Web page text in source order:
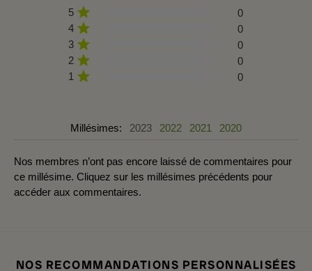
5
0
4
0
3
0
2
0
1
0
Millésimes: 2023 2022 2021 2020
Nos membres n’ont pas encore laissé de commentaires pour
ce millésime. Cliquez sur les millésimes précédents pour
accéder aux commentaires.
NOS RECOMMANDATIONS PERSONNALISÉES